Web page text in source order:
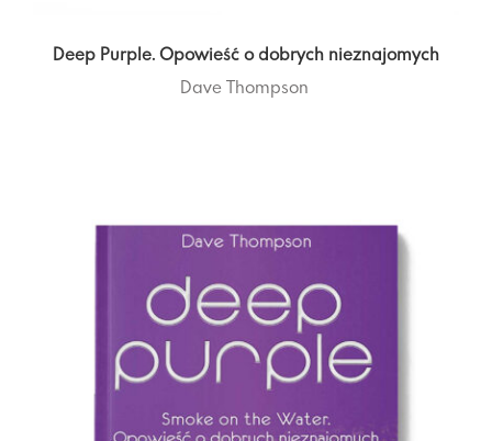
Deep Purple. Opowieść o dobrych nieznajomych
Dave Thompson